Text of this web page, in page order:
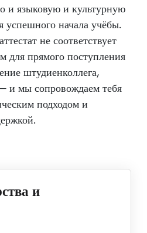
и языковую и культурную
успешного начала учёбы.
не соответствует
для прямого поступления
штудиенколлега,
и мы сопровождаем тебя
подходом и
и